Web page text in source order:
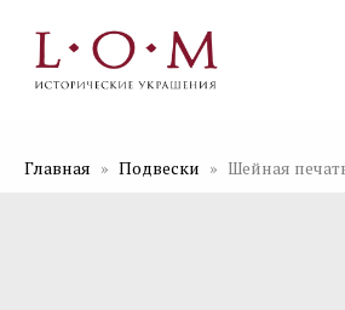
Главная Подвески Шейная